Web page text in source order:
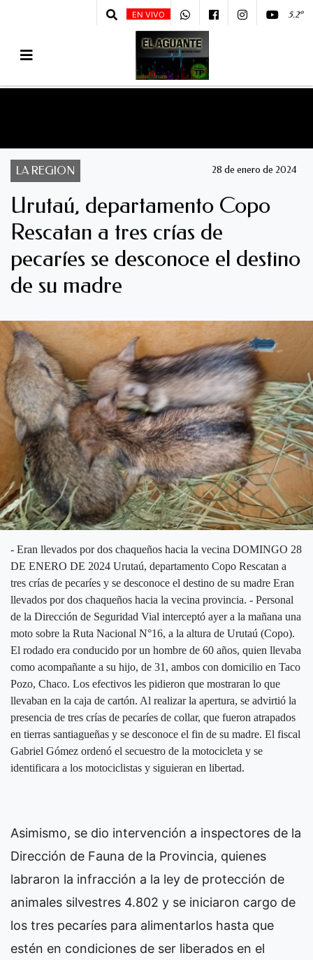
EN VIVO 5.2º
LA REGION 28 de enero de 2024
Urutaú, departamento Copo
Rescatan a tres crías de
pecaríes se desconoce el destino
de su madre
- Eran llevados por dos chaqueños hacia la vecina DOMINGO 28
DE ENERO DE 2024 Urutaú, departamento Copo Rescatan a
tres crías de pecaríes y se desconoce el destino de su madre Eran
llevados por dos chaqueños hacia la vecina provincia. - Personal
de la Dirección de Seguridad Vial interceptó ayer a la mañana una
moto sobre la Ruta Nacional N°16, a la altura de Urutaú (Copo).
El rodado era conducido por un hombre de 60 años, quien llevaba
como acompañante a su hijo, de 31, ambos con domicilio en Taco
Pozo, Chaco. Los efectivos les pidieron que mostraran lo que
llevaban en la caja de cartón. Al realizar la apertura, se advirtió la
presencia de tres crías de pecaríes de collar, que fueron atrapados
en tierras santiagueñas y se desconoce el fin de su madre. El fiscal
Gabriel Gómez ordenó el secuestro de la motocicleta y se
identificara a los motociclistas y siguieran en libertad.
Asimismo, se dio intervención a inspectores de la
Dirección de Fauna de la Provincia, quienes
labraron la infracción a la ley de protección de
animales silvestres 4.802 y se iniciaron cargo de
los tres pecaríes para alimentarlos hasta que
estén en condiciones de ser liberados en el